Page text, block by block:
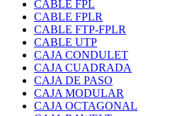
CABLE FPL
CABLE FPLR
CABLE FTP-FPLR
CABLE UTP
CAJA CONDULET
CAJA CUADRADA
CAJA DE PASO
CAJA MODULAR
CAJA OCTAGONAL